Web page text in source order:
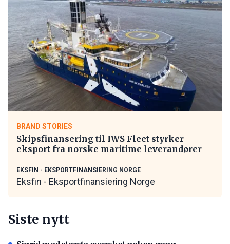
BRAND STORIES
Skipsfinansering til IWS Fleet styrker
eksport fra norske maritime leverandører
EKSFIN - EKSPORTFINANSIERING NORGE
Eksfin - Eksportfinansiering Norge
Siste nytt